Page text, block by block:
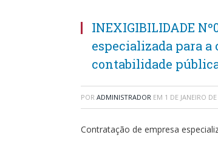
INEXIGIBILIDADE
especializada para
contabilidade
POR ADMINISTRADOR EM 1 DE JANEIRO
Contratação de empresa